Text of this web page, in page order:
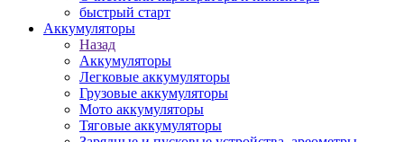
быстрый старт
Аккумуляторы
Назад
Аккумуляторы
Легковые аккумуляторы
Грузовые аккумуляторы
Мото аккумуляторы
Тяговые аккумуляторы